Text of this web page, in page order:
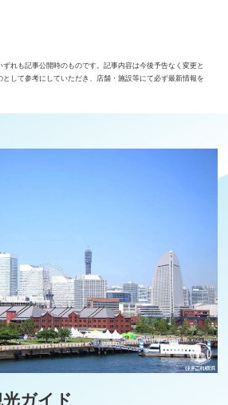
れも記事公開時のものです。記事内容は今後予告なく変更と
して参考にしていただき、店舗・施設等にて必ず最新情報を
ガイド